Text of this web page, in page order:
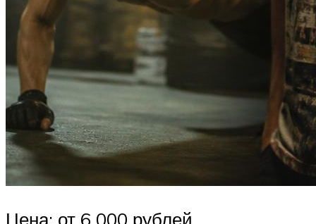
Цена: от 6 000 рублей